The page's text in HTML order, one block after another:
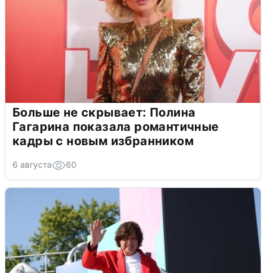
Больше не скрывает: Полина
Гагарина показала романтичные
кадры с новым избранником
6 августа 60